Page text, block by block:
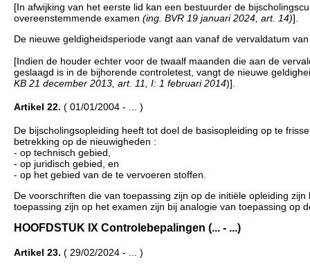
[In afwijking van het eerste lid kan een bestuurder de
overeenstemmende examen (ing. BVR 19 januari 2024, art. 14)].
De nieuwe geldigheidsperiode vangt aan vanaf de vervaldatum
[Indien de houder echter voor de twaalf maanden die aan de
geslaagd is in de bijhorende controletest, vangt de nieuwe
KB 21 december 2013, art. 11, I: 1 februari 2014)].
Artikel 22. ( 01/01/2004 - ... )
De bijscholingsopleiding heeft tot doel de basisopleiding op te
betrekking op de nieuwigheden :
- op technisch gebied,
- op juridisch gebied, en
- op het gebied van de te vervoeren stoffen.
De voorschriften die van toepassing zijn op de initiële opleiding
toepassing zijn op het examen zijn bij analogie van toepassing op
HOOFDSTUK IX Controlebepalingen (... - ...)
Artikel 23. ( 29/02/2024 - ... )